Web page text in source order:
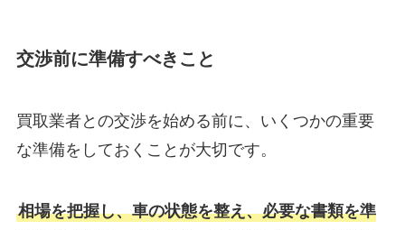
交渉前に準備すべきこと
買取業者との交渉を始める前に、いくつかの重要
な準備をしておくことが大切です。
相場を把握し、車の状態を整え、必要な書類を準